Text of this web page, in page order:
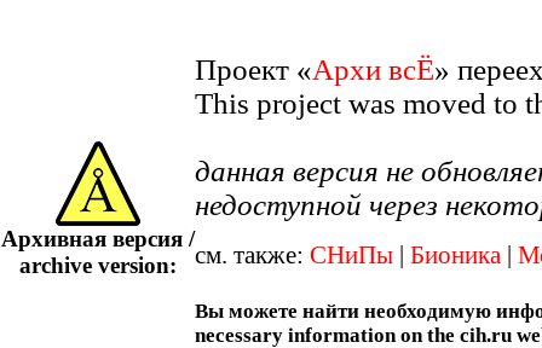
Архивная версия /
archive version:
Проект «Архи всЁ»
This project was moved to
данная версия не
недоступной через
см. также: СНиПы Бионика
Вы можете найти необходимую
necessary information on the cih.ru